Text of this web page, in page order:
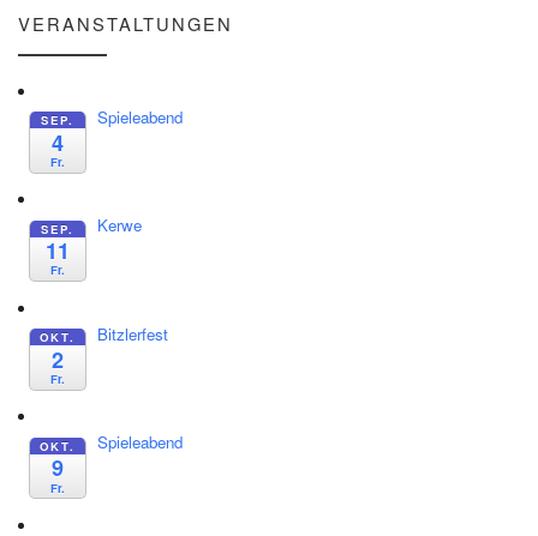
VERANSTALTUNGEN
SEP.
4
Fr.
Spieleabend
SEP.
11
Fr.
Kerwe
OKT.
2
Fr.
Bitzlerfest
OKT.
9
Fr.
Spieleabend